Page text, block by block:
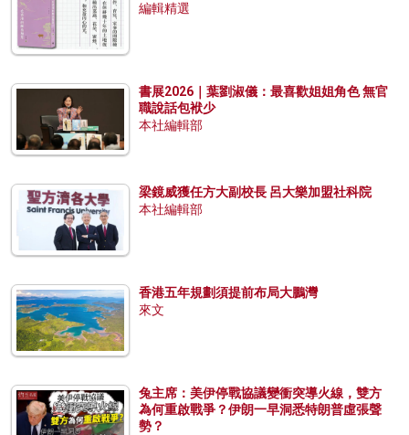
編輯精選
書展2026｜葉劉淑儀：最喜歡姐姐角色 無官
職說話包袱少
本社編輯部
梁鏡威獲任方大副校長 呂大樂加盟社科院
本社編輯部
香港五年規劃須提前布局大鵬灣
來文
兔主席：美伊停戰協議變衝突導火線，雙方
為何重啟戰爭？伊朗一早洞悉特朗普虛張聲
勢？